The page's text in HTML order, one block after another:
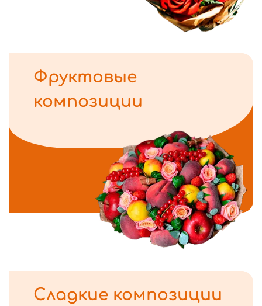
Фруктовые
композиции
Сладкие композиции